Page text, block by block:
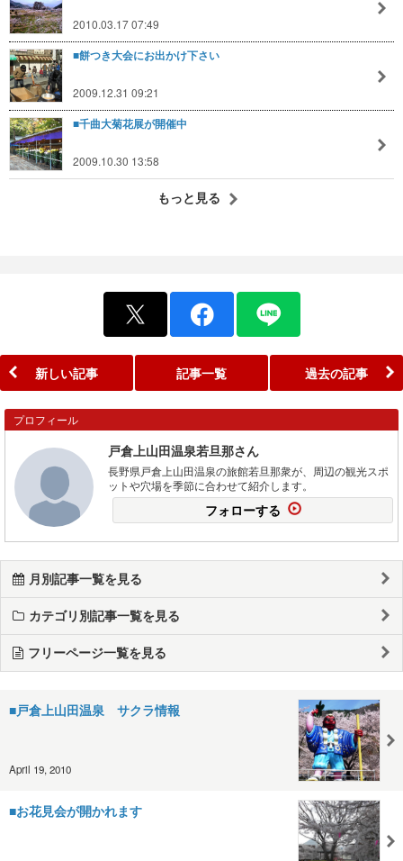
2010.03.17 07:49
■餅つき大会にお出かけ下さい
2009.12.31 09:21
■千曲大菊花展が開催中
2009.10.30 13:58
もっと見る
新しい記事 記事一覧 過去の記事
プロフィール
戸倉上山田温泉若旦那さん
長野県戸倉上山田温泉の旅館若旦那衆が、周辺の観光スポ
ットや穴場を季節に合わせて紹介します。
フォローする
月別記事一覧を見る
カテゴリ別記事一覧を見る
フリーページ一覧を見る
■戸倉上山田温泉 サクラ情報
April 19, 2010
■お花見会が開かれます